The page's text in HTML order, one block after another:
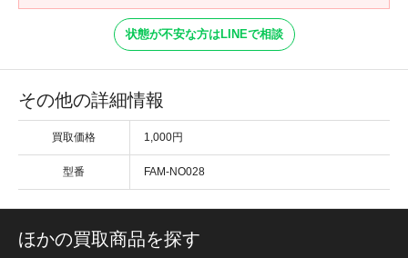
状態が不安な方はLINEで相談
その他の詳細情報
買取価格 1,000円
型番 FAM-NO028
ほかの買取商品を探す